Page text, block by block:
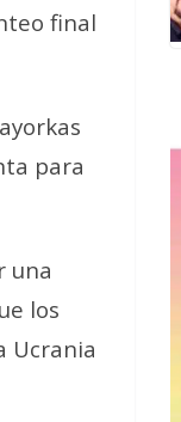
final
para
una
los
Ucrania